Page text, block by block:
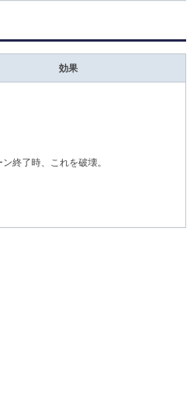
効果
終了時、これを破壊。